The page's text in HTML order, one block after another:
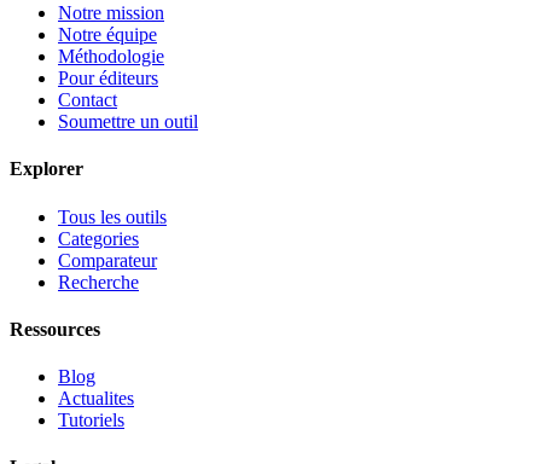
Notre mission
Notre équipe
Méthodologie
Pour éditeurs
Contact
Soumettre un outil
Explorer
Tous les outils
Categories
Comparateur
Recherche
Ressources
Blog
Actualites
Tutoriels